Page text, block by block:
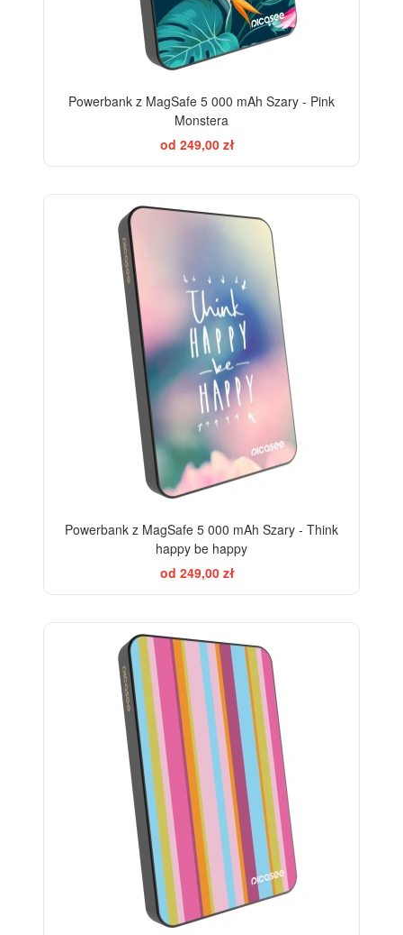
Powerbank z MagSafe 5 000 mAh Szary - Pink
Monstera
od 249,00 zł
Powerbank z MagSafe 5 000 mAh Szary - Think
happy be happy
od 249,00 zł